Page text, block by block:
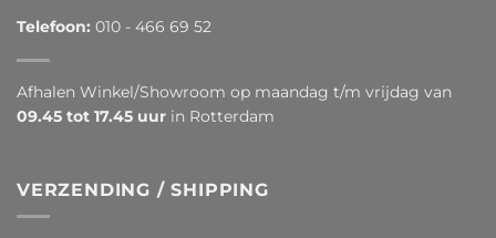
Telefoon: 010 - 466 69 52
Afhalen Winkel/Showroom op maandag t/m vrijdag van
09.45 tot 17.45 uur in Rotterdam
VERZENDING / SHIPPING